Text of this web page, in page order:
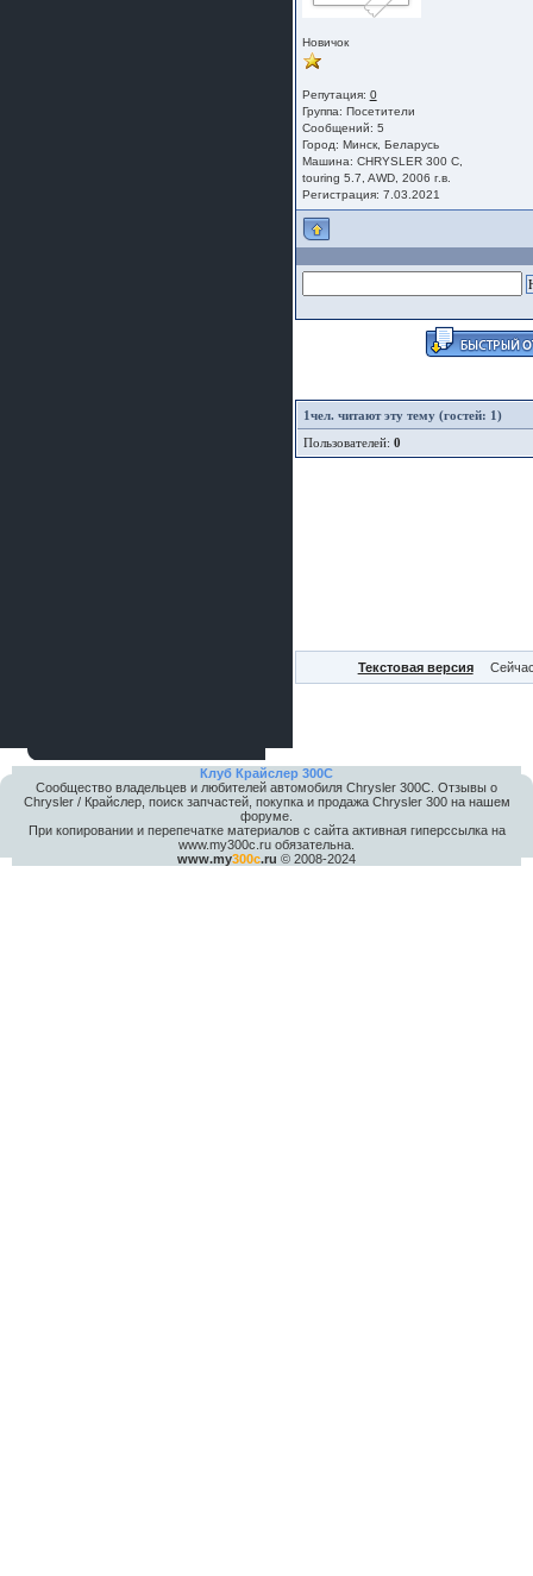
Новичок
Репутация: 0
Группа: Посетители
Сообщений: 5
Город: Минск, Беларусь
Машина: CHRYSLER 300 C,
touring 5.7, AWD, 2006 г.в.
Регистрация: 7.03.2021
1чел. читают эту тему (гостей: 1)
Пользователей: 0
Текстовая версия
Клуб Крайслер 300C
Сообщество владельцев и любителей автомобиля Chrysler 300С. Отзывы о
Chrysler / Крайслер, поиск запчастей, покупка и продажа Chrysler 300 на нашем
форуме.
При копировании и перепечатке материалов с сайта активная гиперссылка на
www.my300c.ru обязательна.
www.my300c.ru © 2008-2024